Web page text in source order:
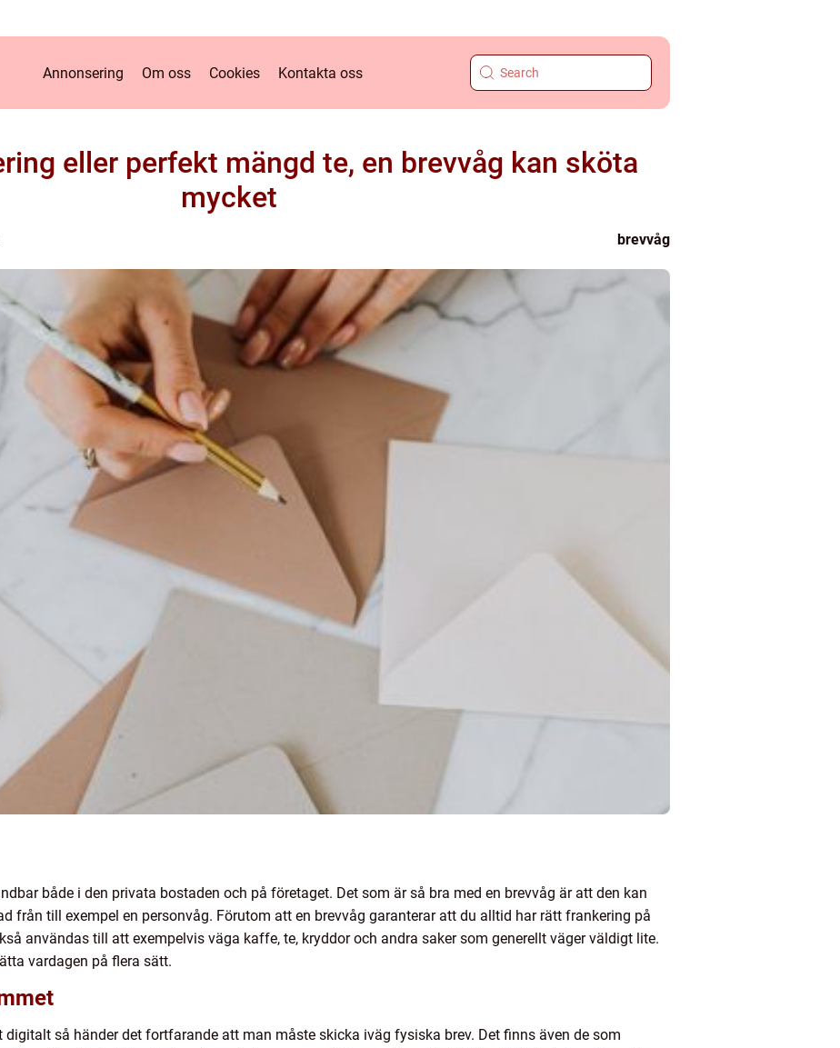
Annonsering Om oss Cookies Kontakta oss
eller perfekt mängd te, en brevvåg kan sköta
mycket
brevvåg
både i den privata bostaden och på företaget. Det som är så bra med en brevvåg är att den kan
från till exempel en personvåg. Förutom att en brevvåg garanterar att du alltid har rätt frankering på
användas till att exempelvis väga kaffe, te, kryddor och andra saker som generellt väger väldigt lite.
vardagen på flera sätt.
så händer det fortfarande att man måste skicka iväg fysiska brev. Det finns även de som